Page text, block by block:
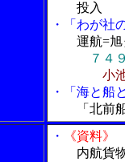
投入
・「わが社
運航=
７４
小
・「海と船
「北前
・ 《資料》
内航貨